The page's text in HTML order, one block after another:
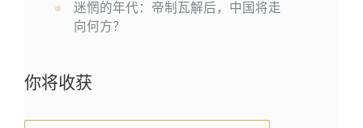
迷惘的年代：帝制瓦解后，中国将走
向何方？
你将收获